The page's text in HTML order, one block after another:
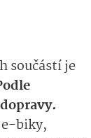
součástí je
e-biky,